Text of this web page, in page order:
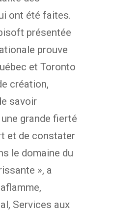
ont été faites.
présentée
prouve
et Toronto
création,
savoir
grande fierté
et de constater
le domaine du
», a
Services aux